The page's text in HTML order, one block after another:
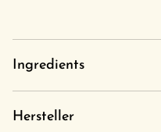
Ingredients
Hersteller